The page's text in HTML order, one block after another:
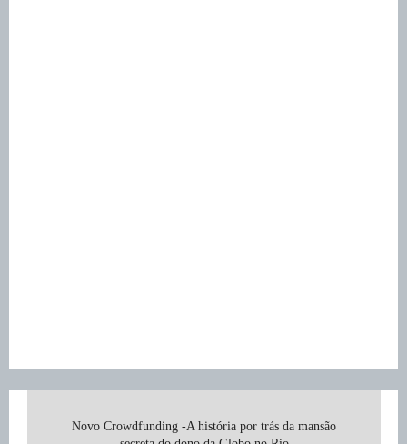
Novo Crowdfunding -A história por trás da mansão